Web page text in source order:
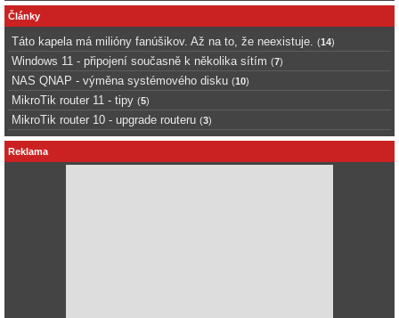
Články
Táto kapela má milióny fanúšikov. Až na to, že neexistuje. (14)
Windows 11 - připojení současně k několika sítím (7)
NAS QNAP - výměna systémového disku (10)
MikroTik router 11 - tipy (5)
MikroTik router 10 - upgrade routeru (3)
Reklama